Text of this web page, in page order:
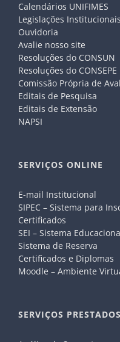
Calendários UNIFIMES
Legislações Institucionais
Ouvidoria
Avalie nosso site
Resoluções do CONSUN
Resoluções do CONSEPE
Comissão Própria de
Editais de Pesquisa
Editais de Extensão
NAPSI
SERVIÇOS ONLINE
E-mail Institucional
SIPEC – Sistema para
Certificados
SEI – Sistema
Sistema de Reserva
Certificados e Diplomas
Moodle – Ambiente
SERVIÇOS PRESTADOS